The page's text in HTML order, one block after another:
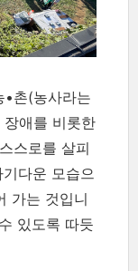
•촌(농사라는
애를 비롯한
스로를 살피
다운 모습으
가는 것입니
있도록 따듯